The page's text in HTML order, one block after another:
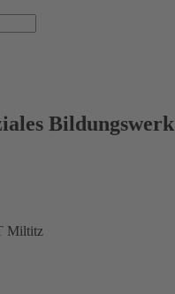
Bildungswerk
Miltitz